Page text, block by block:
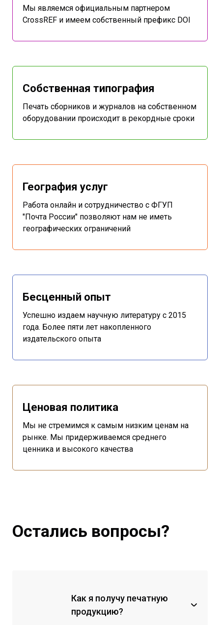
Мы являемся официальным партнером
CrossREF и имеем собственный префикс DOI
Собственная типография
Печать сборников и журналов на собственном
оборудовании происходит в рекордные сроки
География услуг
Работа онлайн и сотрудничество с ФГУП
"Почта России" позволяют нам не иметь
географических ограничений
Бесценный опыт
Успешно издаем научную литературу с 2015
года. Более пяти лет накопленного
издательского опыта
Ценовая политика
Мы не стремимся к самым низким ценам на
рынке. Мы придерживаемся среднего
ценника и высокого качества
Остались вопросы?
Как я получу печатную
продукцию?